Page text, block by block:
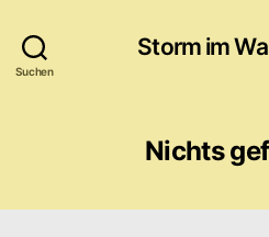
Suchen
Storm im
Nichts